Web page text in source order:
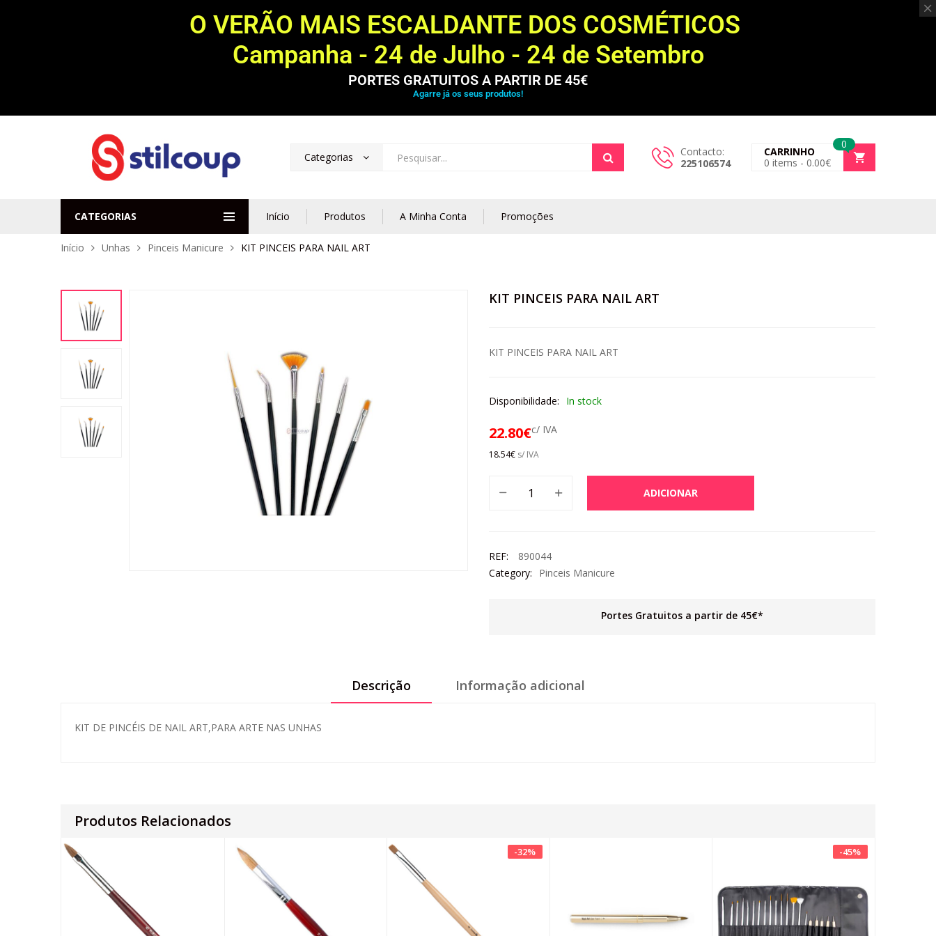
O VERÃO MAIS ESCALDANTE DOS COSMÉTICOS
Campanha - 24 de Julho - 24 de Setembro
PORTES GRATUITOS A PARTIR DE 45€
Agarre já os seus produtos!
Categorias
Contacto:
225106574
0
CARRINHO
0 items - 0.00€
CATEGORIAS Início Produtos A Minha Conta Promoções
Início Unhas Pinceis Manicure KIT PINCEIS PARA NAIL ART
KIT PINCEIS PARA NAIL ART
KIT PINCEIS PARA NAIL ART
Disponibilidade: In stock
22.80€c/ IVA
18.54€ s/ IVA
ADICIONAR
REF:
890044
Category:
Pinceis Manicure
Portes Gratuitos a partir de 45€*
Descrição Informação adicional
KIT DE PINCÉIS DE NAIL ART,PARA ARTE NAS UNHAS
Produtos Relacionados
-32% -45%